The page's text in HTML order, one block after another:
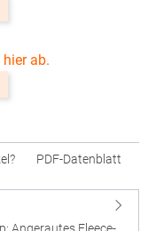
ab.
PDF-Datenblatt